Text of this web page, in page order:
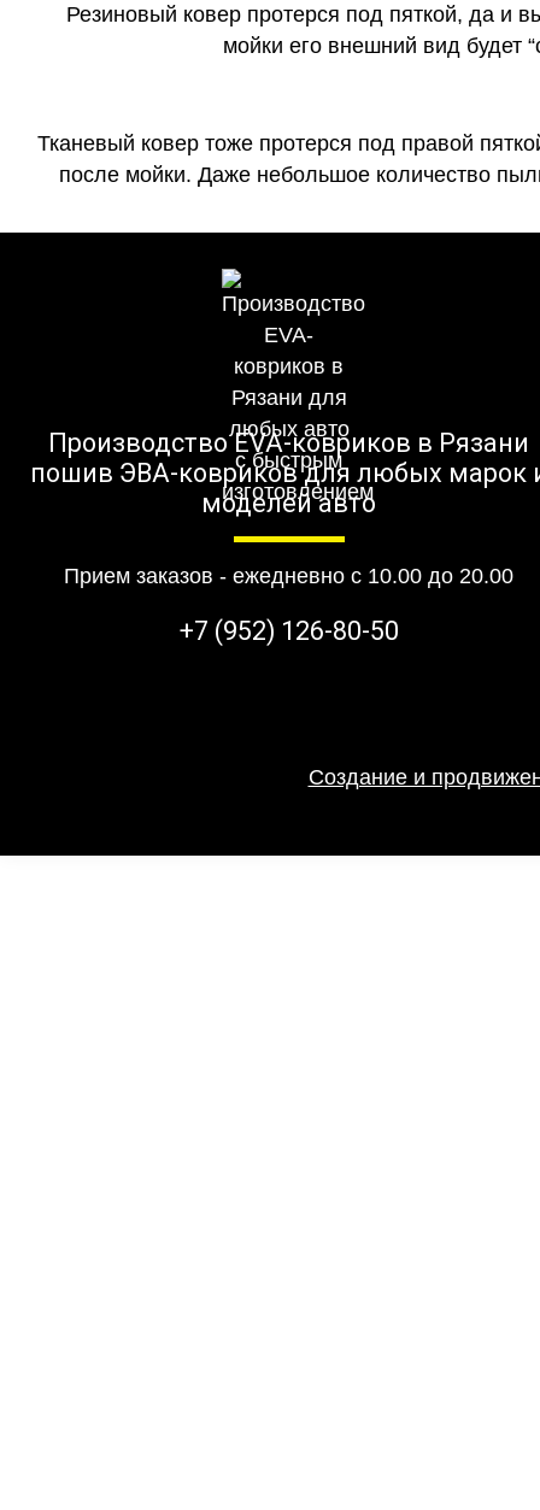
Резиновый ковер протерся под пяткой, да и
мойки его внешний вид будет
Тканевый ковер тоже протерся под правой
после мойки. Даже небольшое количество
Производство EVA-ковриков в Рязани
пошив ЭВА-ковриков для любых марок
моделей авто
Прием заказов - ежедневно с 10.00 до 20.00
+7 (952) 126-80-50
Создание и